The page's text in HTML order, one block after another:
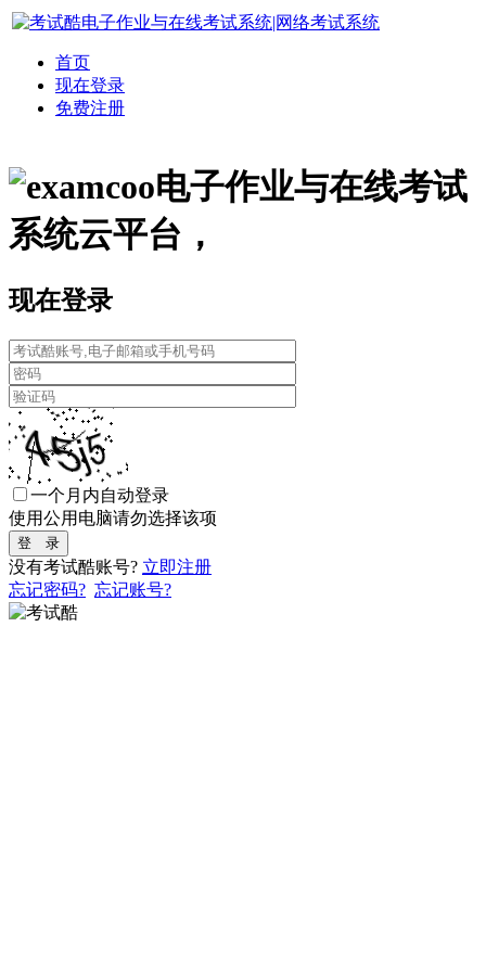
首页
现在登录
免费注册
电子作业与在线考试
系统云平台，
现在登录
一个月内自动登录
使用公用电脑请勿选择该项
登 录
没有考试酷账号? 立即注册
忘记密码? 忘记账号?